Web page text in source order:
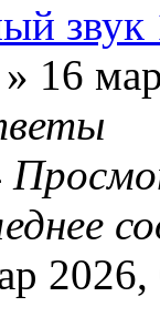
звук
» 16
2026,